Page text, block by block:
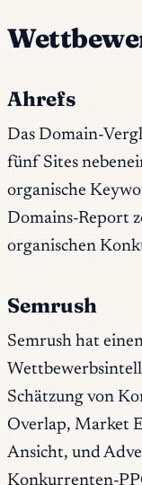
Ahrefs
Das Domain-
fünf Sites
organische
Domains-Report
organischen
Semrush
Semrush hat
Schätzung von
Overlap, Market
Ansicht, und
Konkurrenten-